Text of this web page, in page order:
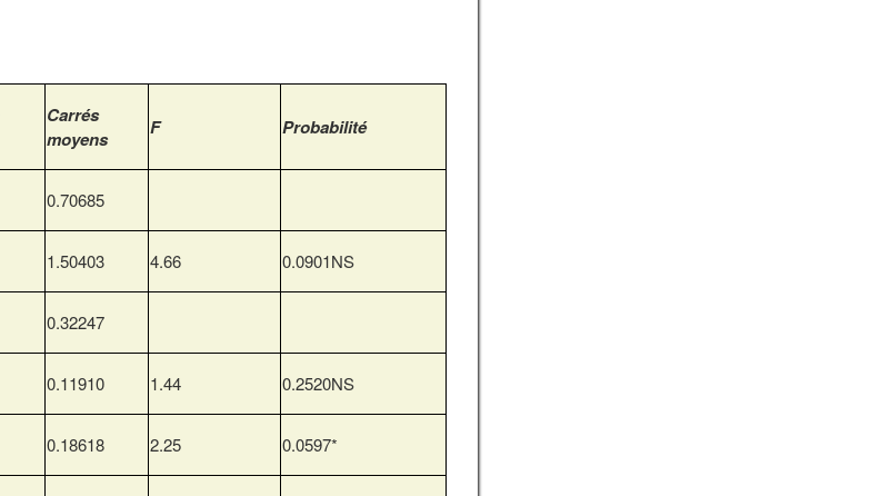
Carrés
moyens
F Probabilité
0.70685
1.50403 4.66 0.0901NS
0.32247
0.11910 1.44 0.2520NS
0.18618 2.25 0.0597*